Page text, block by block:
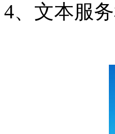
4、文本服